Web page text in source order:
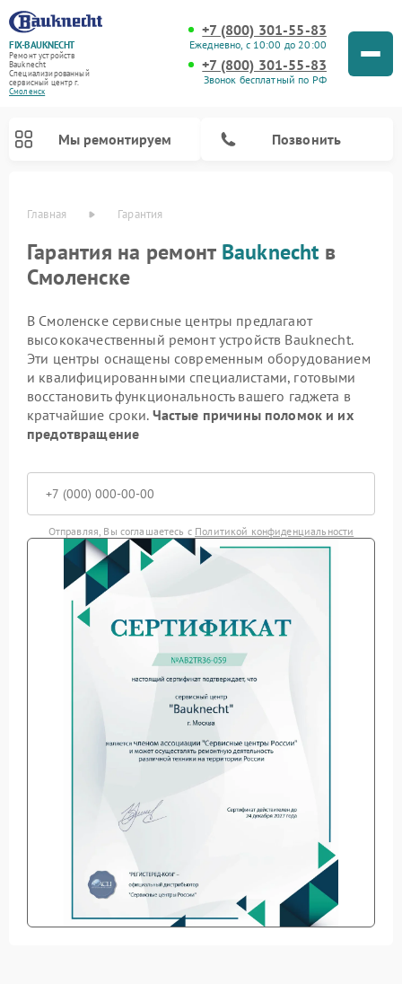
FIX-BAUKNECHT
Ремонт устройств
Bauknecht
Специализированный
cервисный центр г.
Смоленск
+7 (800) 301-55-83
Ежедневно, с 10:00 до 20:00
+7 (800) 301-55-83
Звонок бесплатный по РФ
Мы ремонтируем Позвонить
Главная Гарантия
Гарантия на ремонт Bauknechtв
Смоленске
В Смоленске сервисные центры предлагают
высококачественный ремонт устройств Bauknecht.
Эти центры оснащены современным оборудованием
и квалифицированными специалистами, готовыми
восстановить функциональность вашего гаджета в
кратчайшие сроки. Частые причины поломок и их
предотвращение
Отправляя, Вы соглашаетесь с Политикой конфиденциальности